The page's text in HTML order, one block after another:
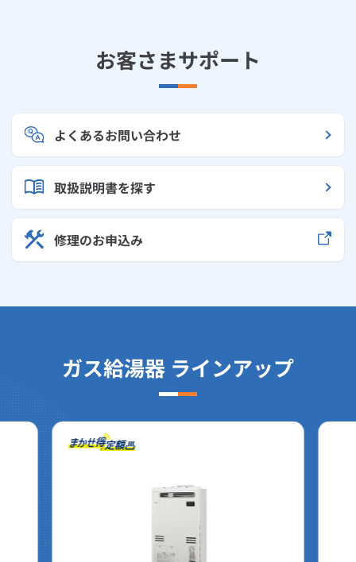
お客さまサポート
よくあるお問い合わせ
取扱説明書を探す
修理のお申込み
ガス給湯器 ラインアップ